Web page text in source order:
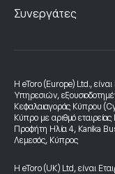
Συνεργάτες
Η eToro (Europe) Ltd.,
Υπηρεσιών,
Κεφαλαιαγοράς Κύπρου
Κύπρο με αριθμό
Προφήτη Ηλία 4, Kanika
Λεμεσός, Κύπρος
Η eToro (UK) Ltd, είναι